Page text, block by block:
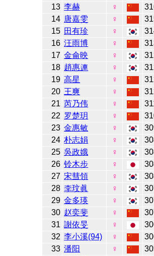
13 李赫 ♀
14 唐嘉雯 ♀
15 田有珍 ♀
16 汪雨博 ♀
17 金侖映 ♀
18 趙惠連 ♀
19 高星 ♀
20 王爽 ♀
21 芮乃伟 ♀
22 罗楚玥 ♀
23 金惠敏 ♀
24 朴志娟 ♀
25 吳政娥 ♀
26 铃木步 ♀
27 宋彗領 ♀
28 李玟眞 ♀
29 金多瑛 ♀
30 赵奕斐 ♀
31 謝依旻 ♀
32 李小溪(94) ♀
33 潘阳 ♀